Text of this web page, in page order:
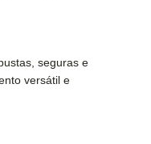
seguras e
versátil e